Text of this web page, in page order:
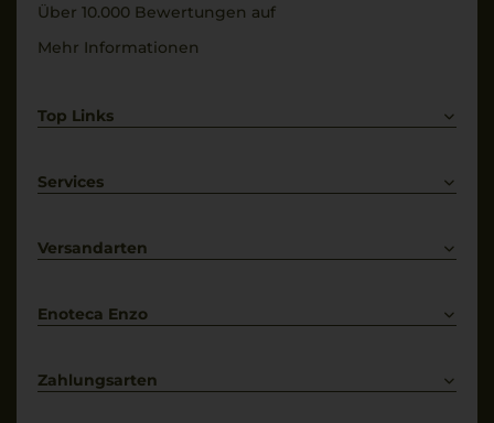
Über 10.000 Bewertungen auf
Mehr Informationen
Top Links
Weißwein
Services
Kontakt
Versandarten
Enoteca Enzo
Bewertungs-Richtlinien
Zahlungsarten